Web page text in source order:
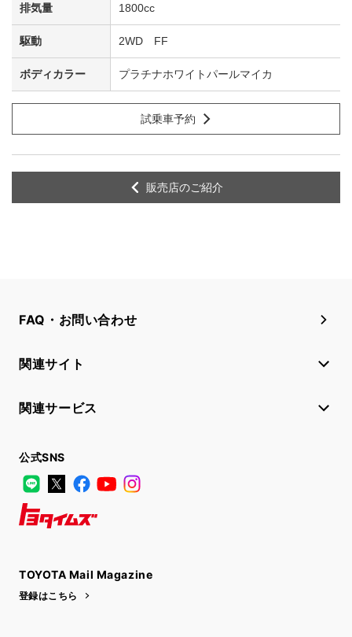
1800cc
2WD FF
プラチナホワイトパールマイカ
試乗車予約
販売店のご紹介
FAQ・お問い合わせ
関連サイト
関連サービス
公式SNS
LINE
X FacebookYouTube
TOYOTA Mail Magazine
登録はこちら